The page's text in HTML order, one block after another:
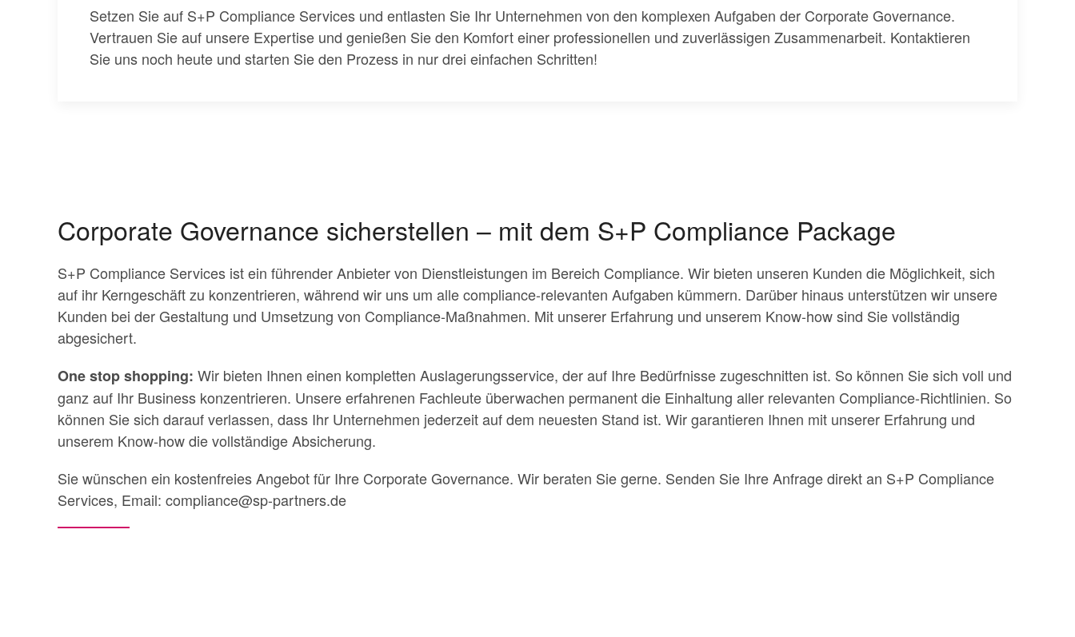
Setzen Sie auf S+P Compliance Services und entlasten Sie Ihr Unternehmen von den komplexen Aufgaben der Corporate Governance.
Vertrauen Sie auf unsere Expertise und genießen Sie den Komfort einer professionellen und zuverlässigen Zusammenarbeit. Kontaktieren
Sie uns noch heute und starten Sie den Prozess in nur drei einfachen Schritten!
Corporate Governance sicherstellen – mit dem S+P Compliance Package
S+P Compliance Services ist ein führender Anbieter von Dienstleistungen im Bereich Compliance. Wir bieten unseren Kunden die Möglichkeit, sich
auf ihr Kerngeschäft zu konzentrieren, während wir uns um alle compliance-relevanten Aufgaben kümmern. Darüber hinaus unterstützen wir unsere
Kunden bei der Gestaltung und Umsetzung von Compliance-Maßnahmen. Mit unserer Erfahrung und unserem Know-how sind Sie vollständig
abgesichert.
One stop shopping: Wir bieten Ihnen einen kompletten Auslagerungsservice, der auf Ihre Bedürfnisse zugeschnitten ist. So können Sie sich voll und
ganz auf Ihr Business konzentrieren. Unsere erfahrenen Fachleute überwachen permanent die Einhaltung aller relevanten Compliance-Richtlinien. So
können Sie sich darauf verlassen, dass Ihr Unternehmen jederzeit auf dem neuesten Stand ist. Wir garantieren Ihnen mit unserer Erfahrung und
unserem Know-how die vollständige Absicherung.
Sie wünschen ein kostenfreies Angebot für Ihre Corporate Governance. Wir beraten Sie gerne. Senden Sie Ihre Anfrage direkt an S+P Compliance
Services, Email: compliance@sp-partners.de